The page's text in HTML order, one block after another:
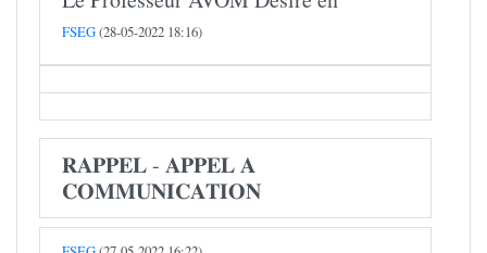
FSEG(28-05-2022 18:16)
𝐑𝐀𝐏𝐏𝐄𝐋 - 𝐀𝐏𝐏𝐄𝐋 𝐀
𝐂𝐎𝐌𝐌𝐔𝐍𝐈𝐂𝐀𝐓𝐈𝐎𝐍